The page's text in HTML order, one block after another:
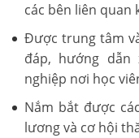
các bên liên quan
Được trung tâm
đáp, hướng
nghiệp nơi học
Nắm bắt được
lương và cơ hội